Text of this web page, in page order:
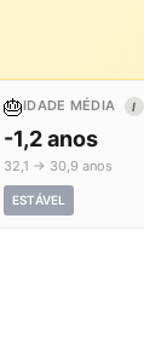
🎂IDADE MÉDIA I
-1,2 anos
32,1 → 30,9 anos
ESTÁVEL